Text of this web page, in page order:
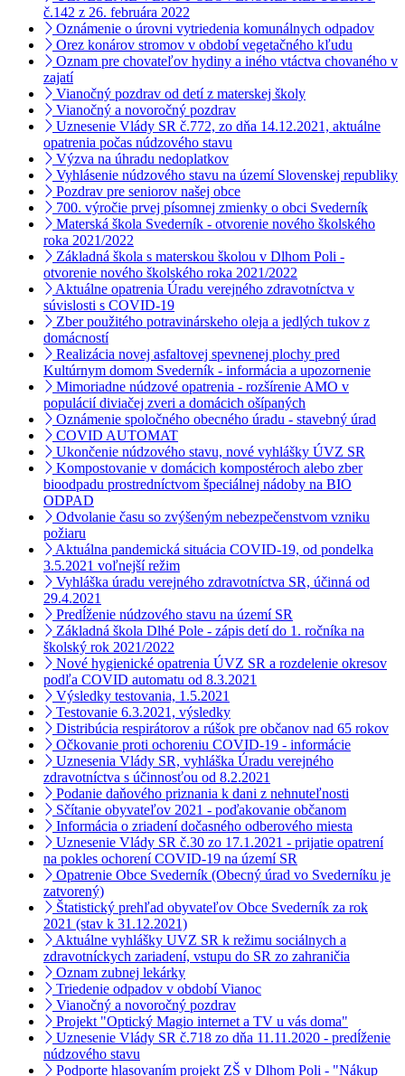
č.142 z 26. februára 2022
Oznámenie o úrovni vytriedenia komunálnych odpadov
Orez konárov stromov v období vegetačného kľudu
Oznam pre chovateľov hydiny a iného vtáctva chovaného v
zajatí
Vianočný pozdrav od detí z materskej školy
Vianočný a novoročný pozdrav
Uznesenie Vlády SR č.772, zo dňa 14.12.2021, aktuálne
opatrenia počas núdzového stavu
Výzva na úhradu nedoplatkov
Vyhlásenie núdzového stavu na území Slovenskej republiky
Pozdrav pre seniorov našej obce
700. výročie prvej písomnej zmienky o obci Svederník
Materská škola Svederník - otvorenie nového školského
roka 2021/2022
Základná škola s materskou školou v Dlhom Poli -
otvorenie nového školského roka 2021/2022
Aktuálne opatrenia Úradu verejného zdravotníctva v
súvislosti s COVID-19
Zber použitého potravinárskeho oleja a jedlých tukov z
domácností
Realizácia novej asfaltovej spevnenej plochy pred
Kultúrnym domom Svederník - informácia a upozornenie
Mimoriadne núdzové opatrenia - rozšírenie AMO v
populácií diviačej zveri a domácich ošípaných
Oznámenie spoločného obecného úradu - stavebný úrad
COVID AUTOMAT
Ukončenie núdzového stavu, nové vyhlášky ÚVZ SR
Kompostovanie v domácich kompostéroch alebo zber
bioodpadu prostredníctvom špeciálnej nádoby na BIO
ODPAD
Odvolanie času so zvýšeným nebezpečenstvom vzniku
požiaru
Aktuálna pandemická situácia COVID-19, od pondelka
3.5.2021 voľnejší režim
Vyhláška úradu verejného zdravotníctva SR, účinná od
29.4.2021
Predĺženie núdzového stavu na území SR
Základná škola Dlhé Pole - zápis detí do 1. ročníka na
školský rok 2021/2022
Nové hygienické opatrenia ÚVZ SR a rozdelenie okresov
podľa COVID automatu od 8.3.2021
Výsledky testovania, 1.5.2021
Testovanie 6.3.2021, výsledky
Distribúcia respirátorov a rúšok pre občanov nad 65 rokov
Očkovanie proti ochoreniu COVID-19 - informácie
Uznesenia Vlády SR, vyhláška Úradu verejného
zdravotníctva s účinnosťou od 8.2.2021
Podanie daňového priznania k dani z nehnuteľnosti
Sčítanie obyvateľov 2021 - poďakovanie občanom
Informácia o zriadení dočasného odberového miesta
Uznesenie Vlády SR č.30 zo 17.1.2021 - prijatie opatrení
na pokles ochorení COVID-19 na území SR
Opatrenie Obce Svederník (Obecný úrad vo Svederníku je
zatvorený)
Štatistický prehľad obyvateľov Obce Svederník za rok
2021 (stav k 31.12.2021)
Aktuálne vyhlášky UVZ SR k režimu sociálnych a
zdravotníckych zariadení, vstupu do SR zo zahraničia
Oznam zubnej lekárky
Triedenie odpadov v období Vianoc
Vianočný a novoročný pozdrav
Projekt "Optický Magio internet a TV u vás doma"
Uznesenie Vlády SR č.718 zo dňa 11.11.2020 - predĺženie
núdzového stavu
Podporte hlasovaním projekt ZŠ v Dlhom Poli - "Nákup